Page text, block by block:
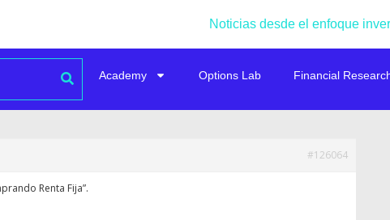
Noticias desde el enfoque
Academy Options Lab Financial
#126064
Renta Fija”.